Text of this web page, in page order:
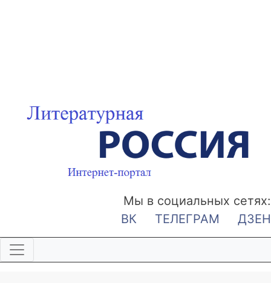
Мы в социальных сетях:
ВК
ТЕЛЕГРАМ ДЗЕН